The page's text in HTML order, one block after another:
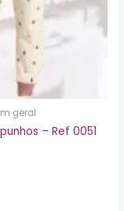
geral
– Ref 0051